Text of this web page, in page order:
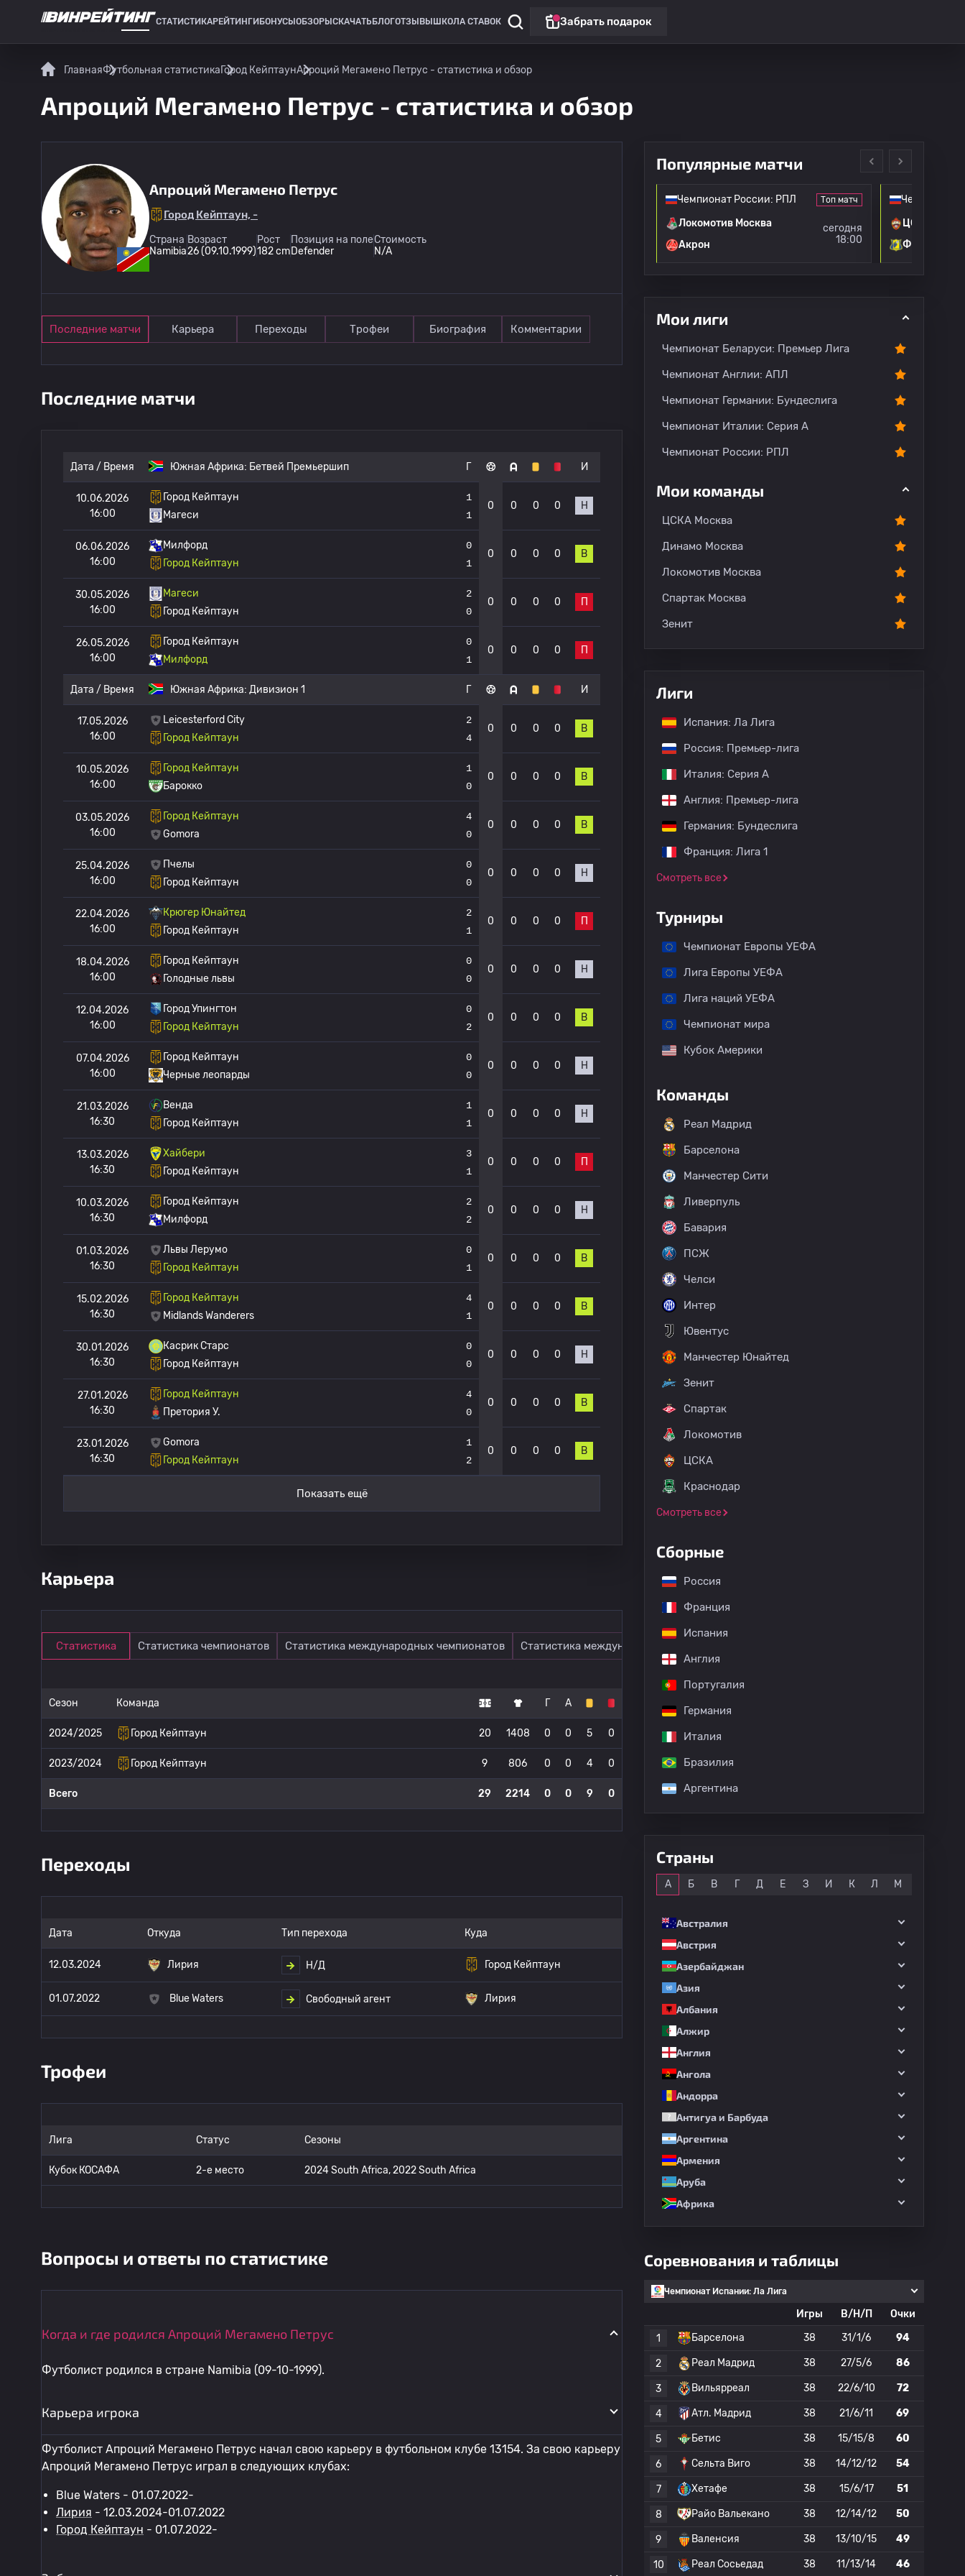
СТАТИСТИКАРЕЙТИНГИ БОНУСЫ ОБЗОРЫ СКАЧАТЬ БЛОГОТЗЫВЫ ШКОЛА СТАВОК Забрать подарок
ГлавнаяФутбольная статистикаГород КейптаунАпроций Мегамено Петрус - статистика и обзор
Апроций Мегамено Петрус - статистика и обзор
Апроций Мегамено Петрус
Город Кейптаун, -
Страна
Namibia
Возраст
26 (09.10.1999)
Рост
182 cm
Позиция на поле
Defender
Стоимость
N/A
Последние матчи Карьера Переходы Трофеи Биография Комментарии
Последние матчи
Дата / Время Южная Африка: Бетвей Премьершип Г И
10.06.2026
16:00
Город Кейптаун
Магеси
1
1
0 0 0 0 Н
06.06.2026
16:00
Милфорд
Город Кейптаун
0
1
0 0 0 0 В
30.05.2026
16:00
Магеси
Город Кейптаун
2
0
0 0 0 0 П
26.05.2026
16:00
Город Кейптаун
Милфорд
0
1
0 0 0 0 П
Дата / Время Южная Африка: Дивизион 1 Г И
17.05.2026
16:00
Leicesterford City
Город Кейптаун
2
4
0 0 0 0 В
10.05.2026
16:00
Город Кейптаун
Барокко
1
0
0 0 0 0 В
03.05.2026
16:00
Город Кейптаун
Gomora
4
0
0 0 0 0 В
25.04.2026
16:00
Пчелы
Город Кейптаун
0
0
0 0 0 0 Н
22.04.2026
16:00
Крюгер Юнайтед
Город Кейптаун
2
1
0 0 0 0 П
18.04.2026
16:00
Город Кейптаун
Голодные львы
0
0
0 0 0 0 Н
12.04.2026
16:00
Город Упингтон
Город Кейптаун
0
2
0 0 0 0 В
07.04.2026
16:00
Город Кейптаун
Черные леопарды
0
0
0 0 0 0 Н
21.03.2026
16:30
Венда
Город Кейптаун
1
1
0 0 0 0 Н
13.03.2026
16:30
Хайбери
Город Кейптаун
3
1
0 0 0 0 П
10.03.2026
16:30
Город Кейптаун
Милфорд
2
2
0 0 0 0 Н
01.03.2026
16:30
Львы Лерумо
Город Кейптаун
0
1
0 0 0 0 В
15.02.2026
16:30
Город Кейптаун
Midlands Wanderers
4
1
0 0 0 0 В
30.01.2026
16:30
Касрик Старс
Город Кейптаун
0
0
0 0 0 0 Н
27.01.2026
16:30
Город Кейптаун
Претория У.
4
0
0 0 0 0 В
23.01.2026
16:30
Gomora
Город Кейптаун
1
2
0 0 0 0 В
Показать ещё
Карьера
Статистика Статистика чемпионатов Статистика международных чемпионатов Статистика международных матчей
Сезон Команда Г А
2024/2025 Город Кейптаун 20 1408 0 0 5 0
2023/2024 Город Кейптаун 9 806 0 0 4 0
Всего 29 2214 0 0 9 0
Переходы
Дата Откуда Тип перехода Куда
12.03.2024 Лирия Н/Д Город Кейптаун
01.07.2022 Blue Waters Свободный агент Лирия
Трофеи
Лига Статус Сезоны
Кубок КОСАФА 2-е место 2024 South Africa, 2022 South Africa
Вопросы и ответы по статистике
Когда и где родился Апроций Мегамено Петрус
Футболист родился в стране Namibia (09-10-1999).
Карьера игрока
Футболист Апроций Мегамено Петрус начал свою карьеру в футбольном клубе 13154. За свою карьеру
Апроций Мегамено Петрус играл в следующих клубах:
Blue Waters - 01.07.2022-
Лирия - 12.03.2024-01.07.2022
Город Кейптаун - 01.07.2022-
Популярные матчи
Чемпионат России: РПЛ Топ матч
Локомотив Москва
Акрон
сегодня
18:00
Чемпионат
ЦСКА
ФК Ростов
Мои лиги
Чемпионат Беларуси: Премьер Лига
Чемпионат Англии: АПЛ
Чемпионат Германии: Бундеслига
Чемпионат Италии: Серия А
Чемпионат России: РПЛ
Мои команды
ЦСКА Москва
Динамо Москва
Локомотив Москва
Спартак Москва
Зенит
Лиги
Испания: Ла Лига
Россия: Премьер-лига
Италия: Серия А
Англия: Премьер-лига
Германия: Бундеслига
Франция: Лига 1
Смотреть все
Турниры
Чемпионат Европы УЕФА
Лига Европы УЕФА
Лига наций УЕФА
Чемпионат мира
Кубок Америки
Команды
Реал Мадрид
Барселона
Манчестер Сити
Ливерпуль
Бавария
ПСЖ
Челси
Интер
Ювентус
Манчестер Юнайтед
Зенит
Спартак
Локомотив
ЦСКА
Краснодар
Смотреть все
Сборные
Россия
Франция
Испания
Англия
Португалия
Германия
Италия
Бразилия
Аргентина
Страны
А Б В Г Д Е З И К Л М
Австралия
Австрия
Азербайджан
Азия
Албания
Алжир
Англия
Ангола
Андорра
Антигуа и Барбуда
Аргентина
Армения
Аруба
Африка
Соревнования и таблицы
Чемпионат Испании: Ла Лига
Игры В/Н/П
Очки
1
Барселона 38 31/1/6 94
2 Реал Мадрид 38 27/5/6 86
3 Вильярреал 38 22/6/10 72
4 Атл. Мадрид 38 21/6/11 69
5 Бетис 38 15/15/8 60
6 Сельта Виго 38 14/12/12 54
7 Хетафе 38 15/6/17 51
8 Райо Вальекано 38 12/14/12 50
9 Валенсия 38 13/10/15 49
10 Реал Сосьедад 38 11/13/14 46